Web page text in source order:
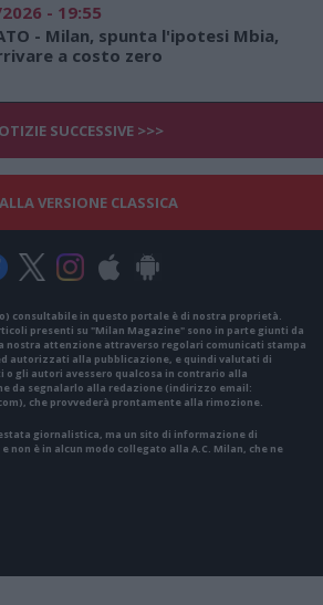
- 19:55
- Milan, spunta l'ipotesi Mbia,
a costo zero
SUCCESSIVE >>>
VERSIONE CLASSICA
consultabile in questo portale è di nostra proprietà.
presenti su "Milan Magazine" sono in parte giunti da
nostra attenzione attraverso regolari comunicati stampa
autorizzati alla pubblicazione, e quindi valutati di
o gli autori avessero qualcosa in contrario alla
da segnalarlo alla redazione (indirizzo email:
), che provvederà prontamente alla rimozione.
giornalistica, ma un sito di informazione di
non è in alcun modo collegato alla A.C. Milan, che ne